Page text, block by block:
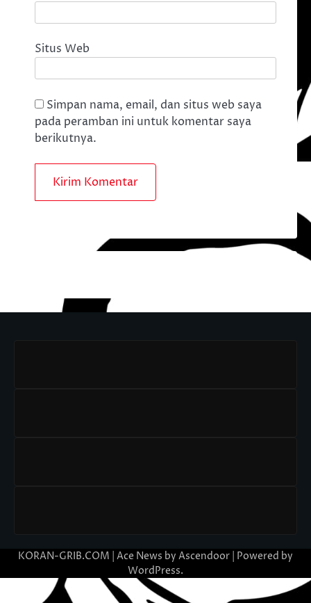
Situs Web
Simpan nama, email, dan situs web saya
pada peramban ini untuk komentar saya
berikutnya.
KORAN-GRIB.COM | Ace News by Ascendoor | Powered by
WordPress.